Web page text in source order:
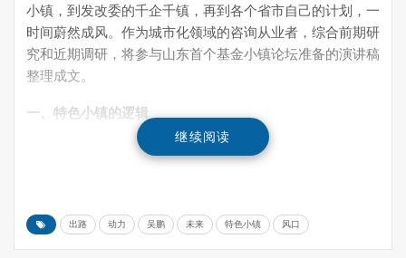
小镇，到发改委的千企千镇，再到各个省市自己的计划，一
时间蔚然成风。作为城市化领域的咨询从业者，综合前期研
究和近期调研，将参与山东首个基金小镇论坛准备的演讲稿
整理成文。
一、特色小镇的逻辑
新型城镇化和特色小镇有什么关系？有什么共同的逻辑又有
化”，要有创新孵化，还要美丽宜居，等等。如果用最简单
最直接的大白话来总结的话，无论是新型城镇化还是特色小
继续阅读
出路 动力 吴鹏 未来 特色小镇 风口